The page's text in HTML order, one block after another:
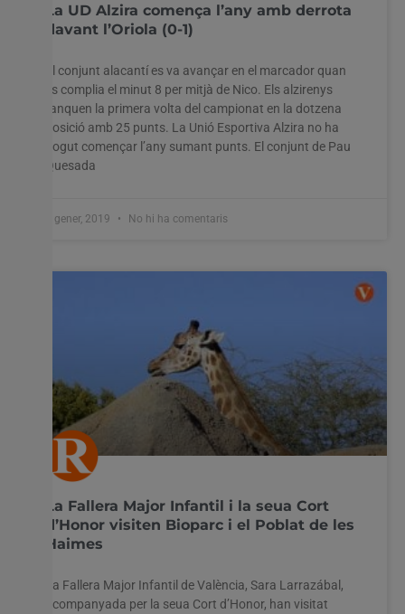
La UD Alzira comença l’any amb derrota
davant l’Oriola (0-1)
El conjunt alacantí es va avançar en el marcador quan
es complia el minut 8 per mitjà de Nico. Els alzirenys
tanquen la primera volta del campionat en la dotzena
posició amb 25 punts. La Unió Esportiva Alzira no ha
pogut començar l’any sumant punts. El conjunt de Pau
Quesada
7 gener, 2019 No hi ha comentaris
La Fallera Major Infantil i la seua Cort
d’Honor visiten Bioparc i el Poblat de les
Haimes
La Fallera Major Infantil de València, Sara Larrazábal,
acompanyada per la seua Cort d’Honor, han visitat